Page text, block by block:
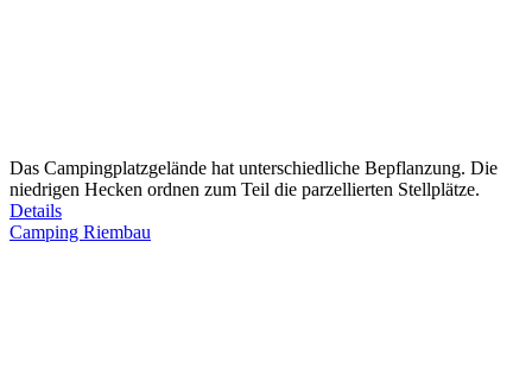
Das Campingplatzgelände hat unterschiedliche Bepflanzung. Die
niedrigen Hecken ordnen zum Teil die parzellierten Stellplätze.
Details
Camping Riembau